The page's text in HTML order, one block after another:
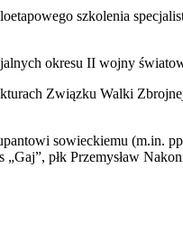
szkolenia
okresu II wojny
Związku Walki
sowieckiemu (m.in.
płk Przemysław